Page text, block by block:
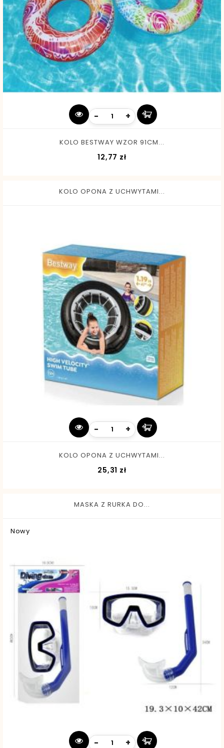
- +
KOLO BESTWAY WZOR 91CM...
12,77 zł
KOLO OPONA Z UCHWYTAMI...
- +
KOLO OPONA Z UCHWYTAMI...
25,31 zł
MASKA Z RURKA DO...
Nowy
- +